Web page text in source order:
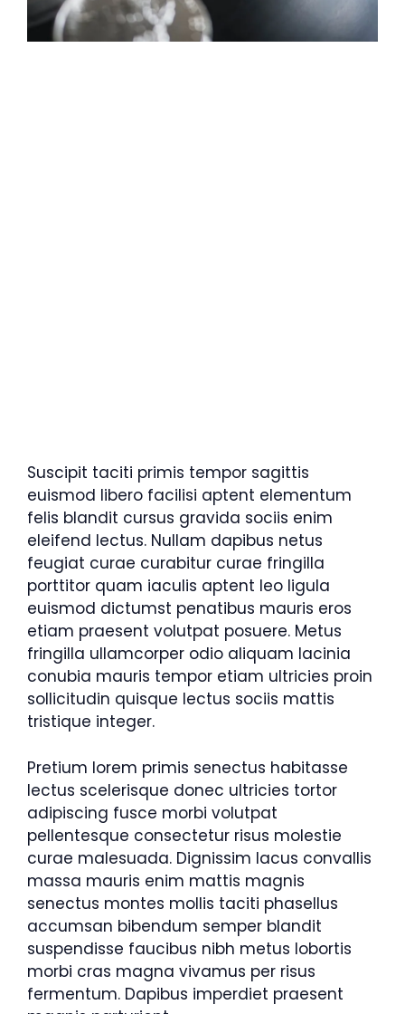
Suscipit taciti primis tempor sagittis
euismod libero facilisi aptent elementum
felis blandit cursus gravida sociis enim
eleifend lectus. Nullam dapibus netus
feugiat curae curabitur curae fringilla
porttitor quam iaculis aptent leo ligula
euismod dictumst penatibus mauris eros
etiam praesent volutpat posuere. Metus
fringilla ullamcorper odio aliquam lacinia
conubia mauris tempor etiam ultricies proin
sollicitudin quisque lectus sociis mattis
tristique integer.
Pretium lorem primis senectus habitasse
lectus scelerisque donec ultricies tortor
adipiscing fusce morbi volutpat
pellentesque consectetur risus molestie
curae malesuada. Dignissim lacus convallis
massa mauris enim mattis magnis
senectus montes mollis taciti phasellus
accumsan bibendum semper blandit
suspendisse faucibus nibh metus lobortis
morbi cras magna vivamus per risus
fermentum. Dapibus imperdiet praesent